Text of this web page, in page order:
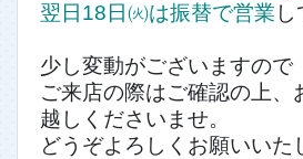
翌日18日㈫は振替で営業 し
少し変動がございますので
ご来店の際はご確認の上、
越しくださいませ。
どうぞよろしくお願いいた